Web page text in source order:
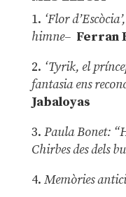
1. ‘Flor
himne– Ferran
2. ‘Tyrik, el
fantasia ens
Jabaloyas
3. Paula Bonet:
Chirbes des dels
4. Memòries